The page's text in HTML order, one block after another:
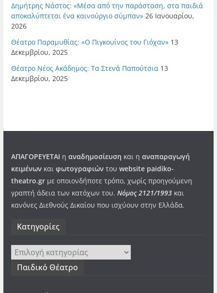
Δημήτρης Νάστος: «Μέσα από την παράσταση, στα παιδιά
αποκαλύπτεται ένα καινούργιο σύμπαν» 26 Ιανουαρίου,
2026
Θέατρο Παραμυθίας: «Ο Πιγκουίνος του Γιόχαν» 13
Δεκεμβρίου, 2025
Θέατρο Νέος Ακάδημος: Τα Στενά Παπούτσια 13
Δεκεμβρίου, 2025
ΑΠΑΓΟΡΕΥΕΤΑΙ η αναδημοσίευση και η αναπαραγωγή
κειμένωνκαι φωτογραφιώντου website paidiko-
theatro.grμε οποιονδήποτε τρόπο, χωρίς προηγούμενη
γραπτή άδεια των κατόχων του. Νόμος 2121/1993και
κανόνες Διεθνούς Δικαίου που ισχύουν στην Ελλάδα.
Kατηγορίες
Kατηγορίες
Παιδικό Θέατρο